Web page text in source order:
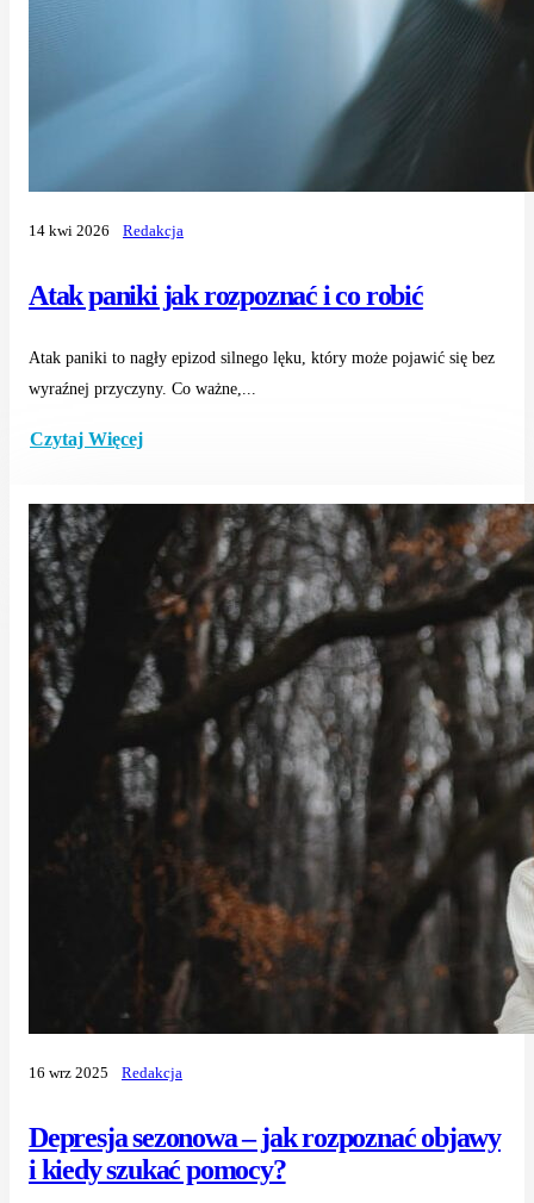
Atak paniki jak rozpoznać i co robić
14 kwi 2026 Redakcja
Atak paniki to nagły epizod silnego lęku, który może pojawić się bez
wyraźnej przyczyny. Co ważne,...
Czytaj Więcej
Depresja sezonowa – jak rozpoznać objawy
i kiedy szukać pomocy?
16 wrz 2025 Redakcja